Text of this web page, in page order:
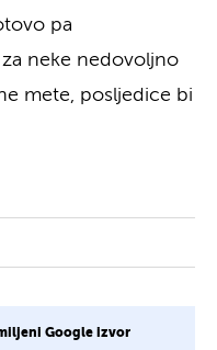
pa
neke nedovoljno
mete, posljedice bi
Google izvor